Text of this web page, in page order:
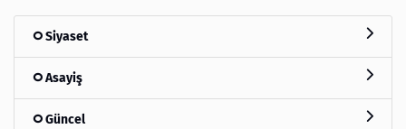
Siyaset
Asayiş
Güncel